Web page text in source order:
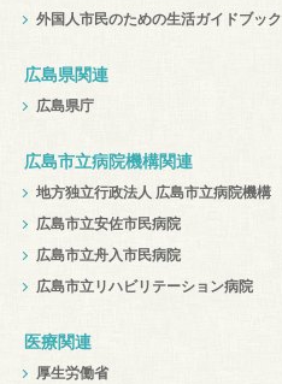
外国人市民のための生活ガイドブック
広島県関連
広島県庁
広島市立病院機構関連
地方独立行政法人 広島市立病院機構
広島市立安佐市民病院
広島市立舟入市民病院
広島市立リハビリテーション病院
医療関連
厚生労働省